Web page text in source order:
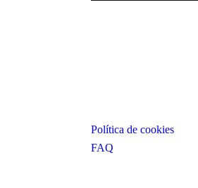
Política de cookies
FAQ